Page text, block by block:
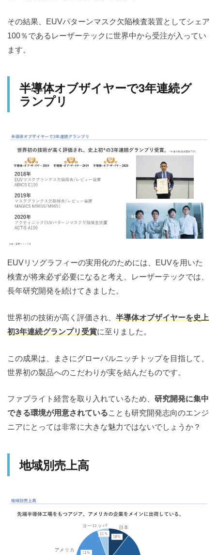
その結果、EUVパターンマスク欠陥検査装置としてシェア
100％であるレーザーテックに世界中から受注が入ってい
ます。
半導体オブザイヤーで3年連続グ
ランプリ
EUVリソグラフィーの実用化のためには、EUVを用いた
検査が将来必ず必要になると考え、レーザーテックでは、
長年研究開発を続けてきました。
世界初の技術が高く評価され、 半導体オブザイヤーを史上
初3年連続グランプリ受賞に至りました。
この成果は、まさにグローバルニッチトップを目指して、
世界初の製品へのこだわりが実を結んだものです。
ファブライト経営を取り入れているため、 研究開発に集中
できる環境が用意されていることも研究開発志向のエンジ
ニアにとっては非常に大きな魅力ではないでしょうか？
地域別売上高